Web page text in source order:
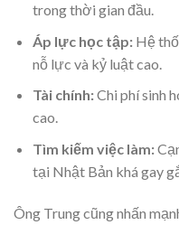
trong thời gian đầu.
Áp lực học tập:Hệ
nỗ lực và kỷ luật cao.
Tài chính:Chi phí sinh
cao.
Tìm kiếm việc làm:
tại Nhật Bản khá gay
Ông Trung cũng nhấn